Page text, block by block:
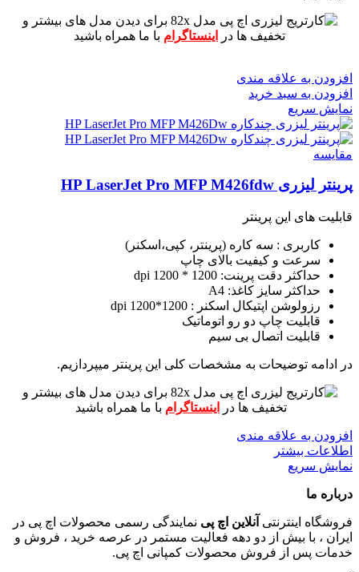
برای دیدن مدل های بیشتر و
تخفیف ها در
اینستاگرام با ما همراه باشید
افزودن به علاقه مندی
افزودن به سبد خرید
نمایش سریع
مقايسه
پرینتر لیزری HP LaserJet Pro MFP M426fdw
قابلیت های این پرینتر
کاربری : سه کاره (پرینتر، کپی،اسکنر)
سرعت و کیفیت بالای چاپ
حداکثر دقت پرینت: 1200 * 1200 dpi
حداکثر سایز کاغذ: A4
رزولوشن اپتیکال اسکنر : 1200*1200 dpi
قابلیت چاپ دو رو اتوماتیک
قابلیت اتصال بی سیم
در ادامه توضیحات به مشخصات کلی این پرینتر میپردازیم.
برای دیدن مدل های بیشتر و
تخفیف ها در
اینستاگرام با ما همراه باشید
افزودن به علاقه مندی
اطلاعات بیشتر
نمایش سریع
درباره ما
فروشگاه اینترنتی آنلاین اچ پی نمایندگی رسمی محصولات اچ پی در
ایران ، با بیش از دو دهه فعالیت مستمر در عرصه خرید ، فروش و
خدمات پس از فروش محصولات کمپانی اچ پی.